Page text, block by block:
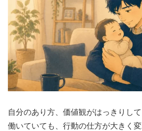
自分のあり方、価値観がはっきりし
働いていても、行動の仕方が大きく変